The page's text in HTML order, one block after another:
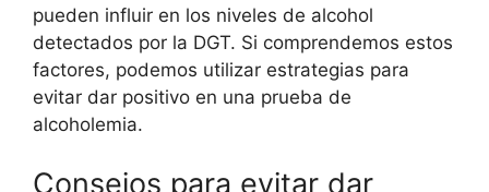
pueden influir en los niveles de alcohol
detectados por la DGT. Si comprendemos estos
factores, podemos utilizar estrategias para
evitar dar positivo en una prueba de
alcoholemia.
Consejos para evitar dar